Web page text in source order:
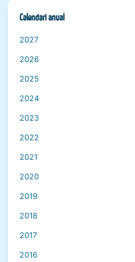
Calendari anual
2027
2026
2025
2024
2023
2022
2021
2020
2019
2018
2017
2016